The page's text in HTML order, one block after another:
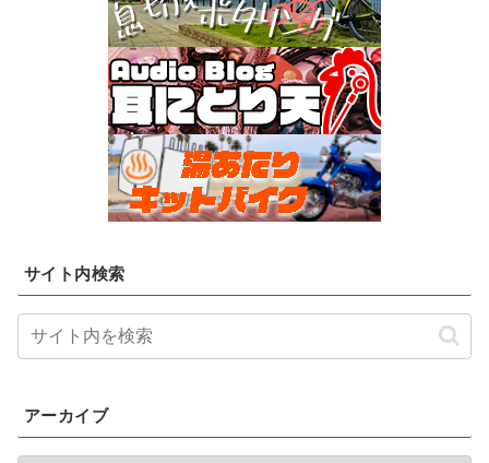
サイト内検索
アーカイブ